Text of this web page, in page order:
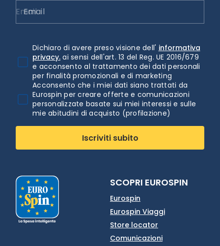
Email
Dichiaro di avere preso visione dell' informativa
privacy. ai sensi dell'art. 13 del Reg. UE 2016/679
e acconsento al trattamento dei dati personali
per finalità promozionali e di marketing
Acconsento che i miei dati siano trattati da
Eurospin per creare offerte e comunicazioni
personalizzate basate sui miei interessi e sulle
mie abitudini di acquisto (profilazione)
Iscriviti subito
SCOPRI EUROSPIN
Eurospin
Eurospin Viaggi
Store locator
Comunicazioni